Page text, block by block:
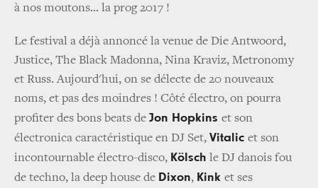
à nos moutons... la prog 2017 !
Le festival a déjà annoncé la venue de Die Antwoord,
Justice, The Black Madonna, Nina Kraviz, Metronomy
et Russ. Aujourd'hui, on se délecte de 20 nouveaux
noms, et pas des moindres ! Côté électro, on pourra
profiter des bons beats de Jon Hopkins et son
électronica caractéristique en DJ Set, Vitalic et son
incontournable électro-disco, Kölsch le DJ danois fou
de techno, la deep house de Dixon, Kink et ses